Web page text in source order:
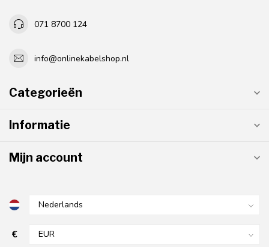
071 8700 124
info@onlinekabelshop.nl
Categorieën
Informatie
Mijn account
€